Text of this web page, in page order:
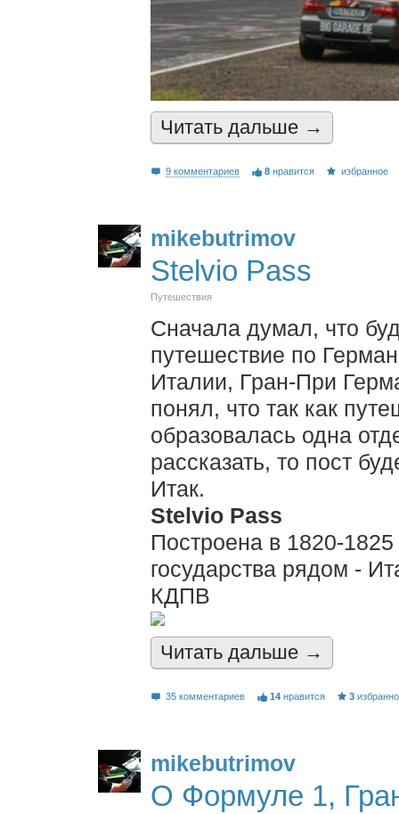
Читать дальшe →
9 комментариев 8 нравится избранное
mikebutrimov
Stelvio Pass
Путешествия
Сначала думал, что
путешествие по
Италии, Гран-При
понял, что так как
образовалась одна
рассказать, то пост
Итак.
Stelvio Pass
Построена в 1820-1825
государства рядом -
КДПВ
Читать дальшe →
35 комментариев 14 нравится 3
mikebutrimov
О Формуле 1,